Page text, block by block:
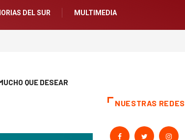
DEL SUR MULTIMEDIA
QUE DESEAR
NUESTRAS REDES